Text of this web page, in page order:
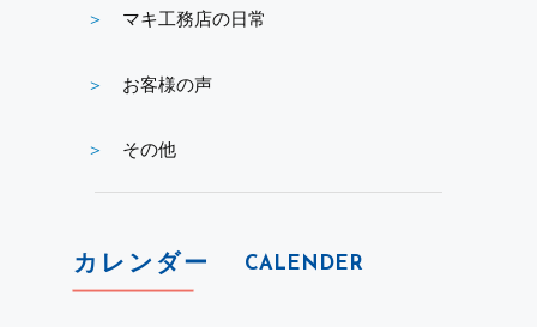
マキ工務店の日常
お客様の声
その他
カレンダー CALENDER